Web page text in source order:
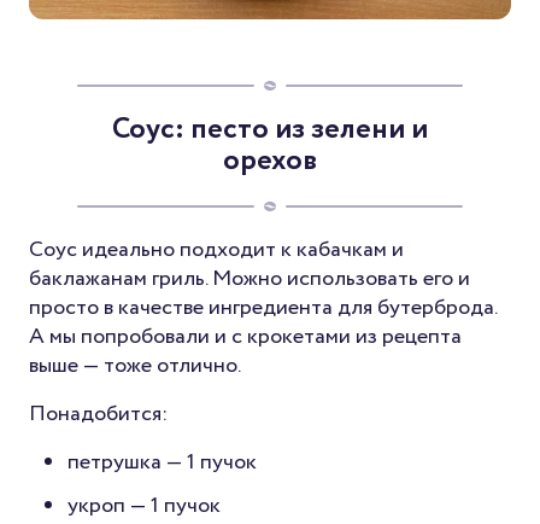
Соус: песто из зелени и
орехов
Соус идеально подходит к кабачкам и
баклажанам гриль. Можно использовать его и
просто в качестве ингредиента для бутерброда.
А мы попробовали и с крокетами из рецепта
выше — тоже отлично.
Понадобится:
петрушка — 1 пучок
укроп — 1 пучок